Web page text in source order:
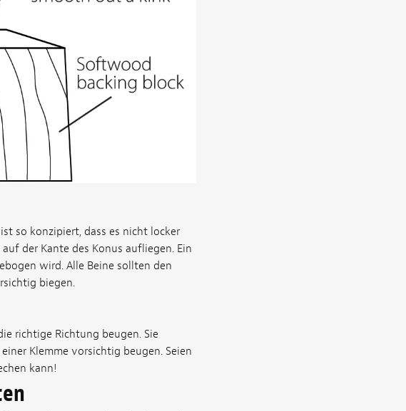
so konzipiert, dass es nicht locker
der Kante des Konus aufliegen. Ein
wird. Alle Beine sollten den
biegen.
richtige Richtung beugen. Sie
Klemme vorsichtig beugen. Seien
kann!